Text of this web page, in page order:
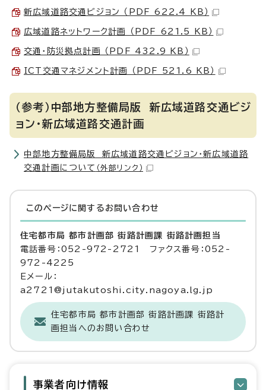
新広域道路交通ビジョン （PDF 622.4 KB）
広域道路ネットワーク計画 （PDF 621.5 KB）
交通・防災拠点計画 （PDF 432.9 KB）
ICT交通マネジメント計画 （PDF 521.6 KB）
（参考）中部地方整備局版 新広域道路交通ビジ
ョン・新広域道路交通計画
中部地方整備局版 新広域道路交通ビジョン・新広域道路
交通計画について （外部リンク）
このページに関する お問い合わせ
住宅都市局 都市計画部 街路計画課 街路計画担当
電話番号：052-972-2721 ファクス番号：052-
972-4225
Eメール：
a2721@jutakutoshi.city.nagoya.lg.jp
住宅都市局 都市計画部 街路計画課 街路計
画担当へのお問い合わせ
事業者向け情報